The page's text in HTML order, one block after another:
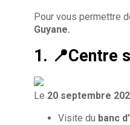
Pour vous permettre
Guyane.
1. 📍Centre
Le 20 septembre
Visite du banc